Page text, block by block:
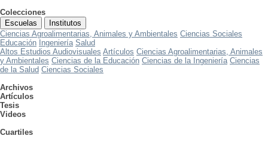
Colecciones
Escuelas
Institutos
Ciencias Agroalimentarias, Animales y Ambientales Ciencias Sociales
Educación Ingeniería Salud
Altos Estudios Audiovisuales Artículos Ciencias Agroalimentarias, Animales
y Ambientales Ciencias de la Educación Ciencias de la Ingeniería Ciencias
de la Salud Ciencias Sociales
Archivos
Artículos
Tesis
Videos
Cuartiles